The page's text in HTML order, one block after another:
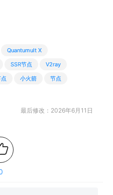
Quantumult X
SSR节点
V2ray
小火箭 节点
最后修改：2026年6月11日